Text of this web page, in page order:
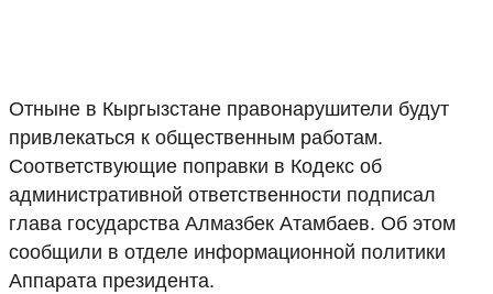
Отныне в Кыргызстане правонарушители будут
привлекаться к общественным работам.
Соответствующие поправки в Кодекс об
административной ответственности подписал
глава государства Алмазбек Атамбаев. Об этом
сообщили в отделе информационной политики
Аппарата президента.